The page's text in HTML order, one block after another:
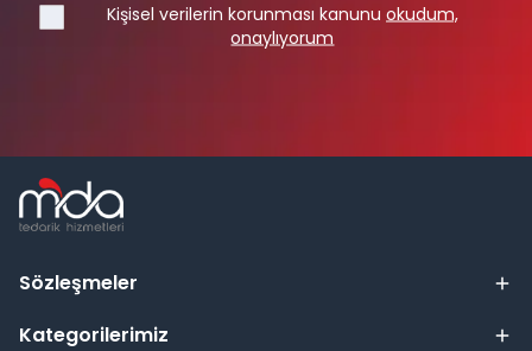
Kişisel verilerin korunması kanunu okudum,
onaylıyorum
Sözleşmeler
Kategorilerimiz